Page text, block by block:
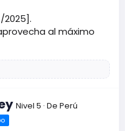
al máximo
Nivel 5 · De Perú